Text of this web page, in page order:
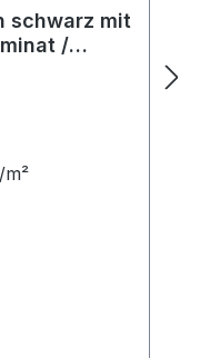
schwarz mit
/